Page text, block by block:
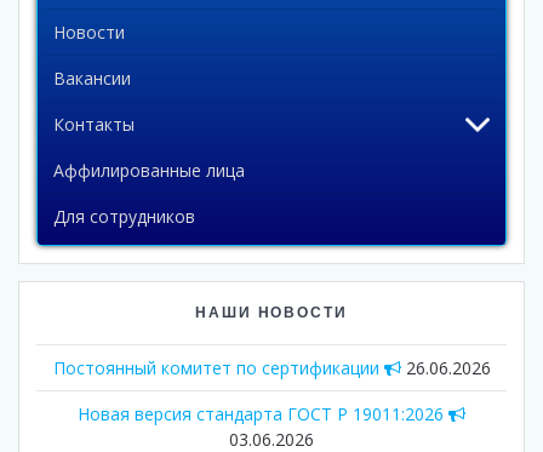
Новости
Вакансии
Контакты
Аффилированные лица
Для сотрудников
НАШИ НОВОСТИ
Постоянный комитет по сертификации
26.06.2026
Новая версия стандарта ГОСТ Р 19011:2026
03.06.2026